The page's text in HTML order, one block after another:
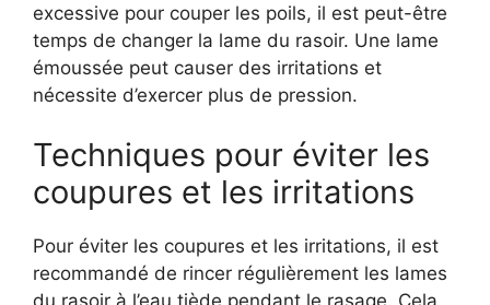
excessive pour couper les poils, il est peut-être
temps de changer la lame du rasoir. Une lame
émoussée peut causer des irritations et
nécessite d’exercer plus de pression.
Techniques pour éviter les
coupures et les irritations
Pour éviter les coupures et les irritations, il est
recommandé de rincer régulièrement les lames
du rasoir à l’eau tiède pendant le rasage. Cela